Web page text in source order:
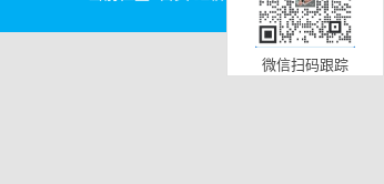
微信扫码跟踪